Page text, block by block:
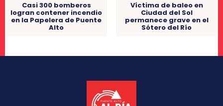
Casi 300 bomberos
logran contener incendio
en la Papelera de Puente
Alto
Víctima de baleo en
Ciudad del Sol
permanece grave en el
Sótero del Río